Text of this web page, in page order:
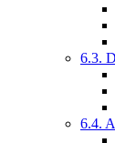
6.3.
6.4.